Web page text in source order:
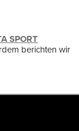
SPORT
berichten wir